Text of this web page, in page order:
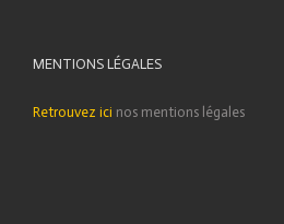
MENTIONS LÉGALES
Retrouvez ici nos mentions légales